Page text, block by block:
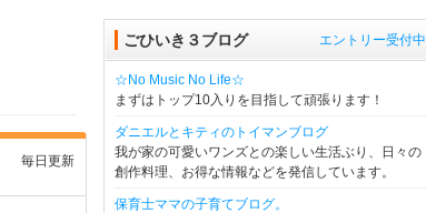
毎日更新
エントリー受付中
ごひいき３ブログ
☆No Music No Life☆
まずはトップ10入りを目指して頑張ります！
ダニエルとキティのトイマンブログ
我が家の可愛いワンズとの楽しい生活ぶり、日々の
創作料理、お得な情報などを発信しています。
保育士ママの子育てブログ。